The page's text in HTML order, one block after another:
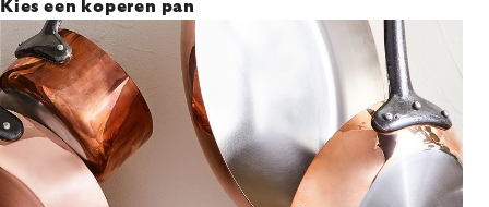
Kies een koperen pan